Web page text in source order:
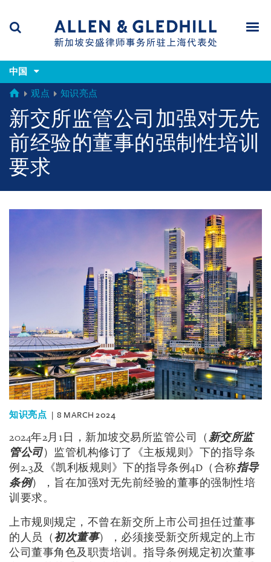
(accesskey
s)
x)
Search
中国
GLOBAL
观点 知识亮点
新交所监管公司加强对无先
前经验的董事的强制性培训
要求
知识亮点 8 MARCH 2024
2024年2月 1 日，新加坡交易所监管公司（ 新交所监
管公司）监管机构修订了《主板规则》下的指导条
例 2.3及《凯利板规则》下的指导条例4D（合称指导
条例），旨在加强对无先前经验的董事的强制性培
训要求。
上市规则规定，不曾在新交所上市公司担任过董事
的人员（ 初次董事），必须接受新交所规定的上市
公司董事角色及职责培训。指导条例规定初次董事